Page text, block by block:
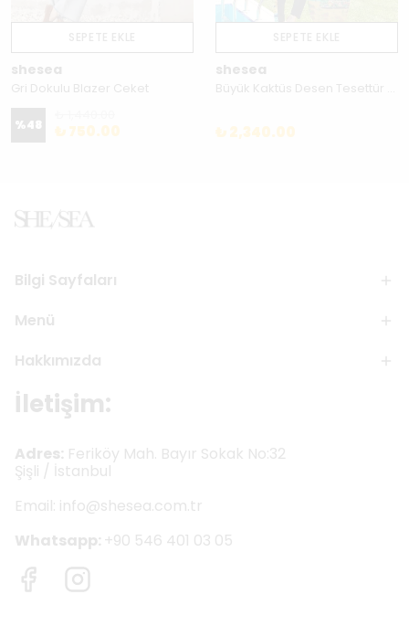
shesea
Gri Dokulu Blazer Ceket
%48 ₺ 750.00
shesea
₺ 2,340.00
Bilgi Sayfaları
Menü
Hakkımızda
İletişim:
Adres: Feriköy Mah. Bayır Sokak No:32
Şişli / İstanbul
Email: info@shesea.com.tr
Whatsapp: +90 546 401 03 05